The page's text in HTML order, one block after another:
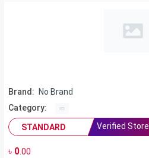
Brand:
No Brand
Category:
STANDARD
Verified Store
৳ 0.00